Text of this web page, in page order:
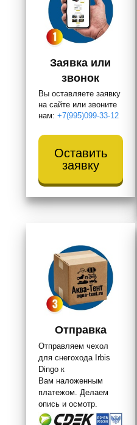
Заявка или
звонок
Вы оставляете заявку
на сайте или звоните
нам:+7(995)099-33-12
Оставить
заявку
Отправка
Отправляем чехол
для снегохода Irbis
Dingo к
Вам наложенным
платежом. Делаем
опись и осмотр.